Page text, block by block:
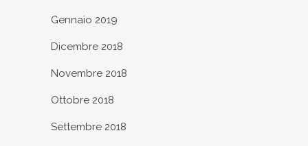
Gennaio 2019
Dicembre 2018
Novembre 2018
Ottobre 2018
Settembre 2018